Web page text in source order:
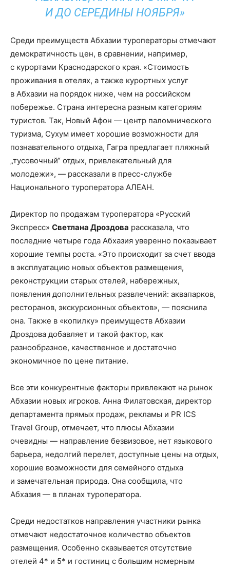
И ДО СЕРЕДИНЫ НОЯБРЯ»
Среди преимуществ Абхазии туроператоры отмечают
демократичность цен, в сравнении, например,
с курортами Краснодарского края. «Стоимость
проживания в отелях, а также курортных услуг
в Абхазии на порядок ниже, чем на российском
побережье. Страна интересна разным категориям
туристов. Так, Новый Афон — центр паломнического
туризма, Сухум имеет хорошие возможности для
познавательного отдыха, Гагра предлагает пляжный
„тусовочный“ отдых, привлекательный для
молодежи», — рассказали в пресс-службе
Национального туроператора АЛЕАН.
Директор по продажам туроператора «Русский
Экспресс» Светлана Дроздова рассказала, что
последние четыре года Абхазия уверенно показывает
хорошие темпы роста. «Это происходит за счет ввода
в эксплуатацию новых объектов размещения,
реконструкции старых отелей, набережных,
появления дополнительных развлечений: аквапарков,
ресторанов, экскурсионных объектов», — пояснила
она. Также в «копилку» преимуществ Абхазии
Дроздова добавляет и такой фактор, как
разнообразное, качественное и достаточно
экономичное по цене питание.
Все эти конкурентные факторы привлекают на рынок
Абхазии новых игроков. Анна Филатовская, директор
департамента прямых продаж, рекламы и PR ICS
Travel Group, отмечает, что плюсы Абхазии
очевидны — направление безвизовое, нет языкового
барьера, недолгий перелет, доступные цены на отдых,
хорошие возможности для семейного отдыха
и замечательная природа. Она сообщила, что
Абхазия — в планах туроператора.
Среди недостатков направления участники рынка
отмечают недостаточное количество объектов
размещения. Особенно сказывается отсутствие
отелей 4* и 5* и гостиниц с большим номерным